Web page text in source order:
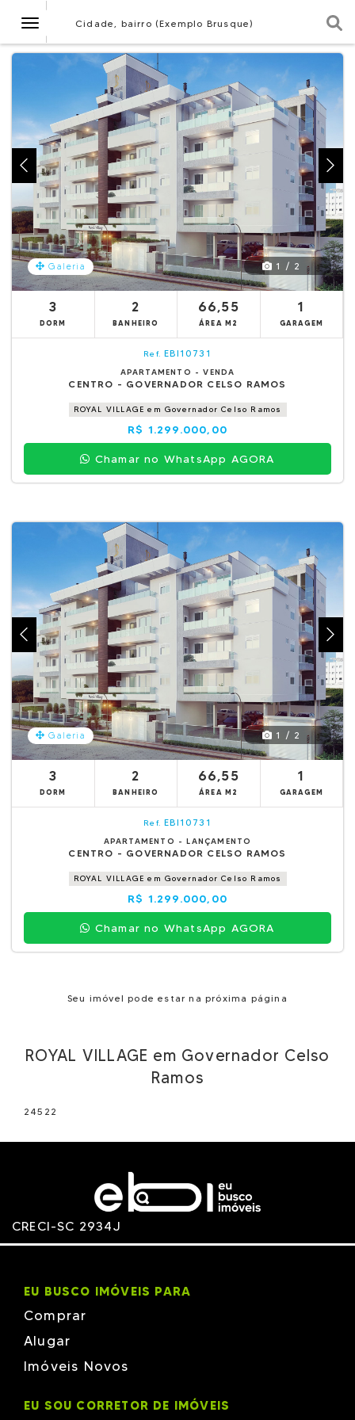
NavegaçãoCidade, bairro (Exemplo Brusque)
Galeria 1 / 2
3
DORM
2
BANHEIRO
66,55
ÁREA M2
1
GARAGEM
Ref. EBI10731
APARTAMENTO - VENDA
CENTRO - GOVERNADOR CELSO RAMOS
ROYAL VILLAGE em Governador Celso Ramos
R$ 1.299.000,00
Chamar no WhatsApp AGORA
Galeria 1 / 2
3
DORM
2
BANHEIRO
66,55
ÁREA M2
1
GARAGEM
Ref. EBI10731
APARTAMENTO - LANÇAMENTO
CENTRO - GOVERNADOR CELSO RAMOS
ROYAL VILLAGE em Governador Celso Ramos
R$ 1.299.000,00
Chamar no WhatsApp AGORA
Seu imóvel pode estar na próxima página
ROYAL VILLAGE em Governador Celso
Ramos
24522
CRECI-SC 2934J
EU BUSCO IMÓVEIS PARA
Comprar
Alugar
Imóveis Novos
EU SOU CORRETOR DE IMÓVEIS